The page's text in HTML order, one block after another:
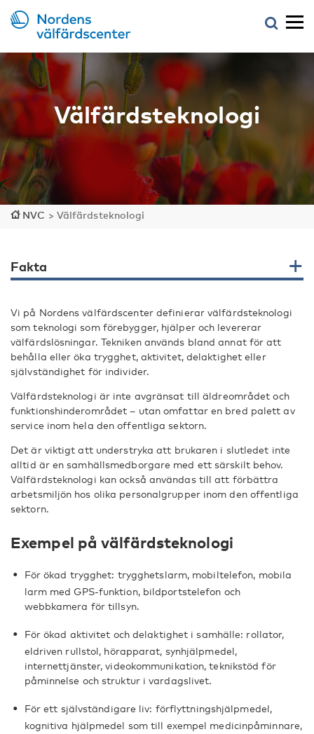
Välfärdsteknologi
NVC > Välfärdsteknologi
Fakta
Vi på Nordens välfärdscenter definierar välfärdsteknologi
som teknologi som förebygger, hjälper och levererar
välfärdslösningar. Tekniken används bland annat för att
behålla eller öka trygghet, aktivitet, delaktighet eller
självständighet för individer.
Välfärdsteknologi är inte avgränsat till äldreområdet och
funktionshinderområdet – utan omfattar en bred palett av
service inom hela den offentliga sektorn.
Det är viktigt att understryka att brukaren i slutledet inte
alltid är en samhällsmedborgare med ett särskilt behov.
Välfärdsteknologi kan också användas till att förbättra
arbetsmiljön hos olika personalgrupper inom den offentliga
sektorn.
Exempel på välfärdsteknologi
För ökad trygghet: trygghetslarm, mobiltelefon, mobila
larm med GPS-funktion, bildportstelefon och
webbkamera för tillsyn.
För ökad aktivitet och delaktighet i samhälle: rollator,
eldriven rullstol, hörapparat, synhjälpmedel,
internettjänster, videokommunikation, teknikstöd för
påminnelse och struktur i vardagslivet.
För ett självständigare liv: förflyttningshjälpmedel,
kognitiva hjälpmedel som till exempel medicinpåminnare,